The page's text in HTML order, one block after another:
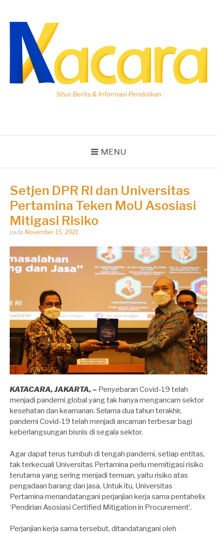
konten
Situs Berita & Informasi Pendidikan
MENU
Setjen DPR RI dan Universitas
Pertamina Teken MoU Asosiasi
Mitigasi Risiko
Dipos
Erlangga
pada November 15, 2021
KATACARA, JAKARTA, – Penyebaran Covid-19 telah
menjadi pandemi global yang tak hanya mengancam sektor
kesehatan dan keamanan. Selama dua tahun terakhir,
pandemi Covid-19 telah menjadi ancaman terbesar bagi
keberlangsungan bisnis di segala sektor.
Agar dapat terus tumbuh di tengah pandemi, setiap entitas,
tak terkecuali Universitas Pertamina perlu memitigasi risiko
terutama yang sering menjadi temuan, yaitu risiko atas
pengadaan barang dan jasa. Untuk itu, Universitas
Pertamina menandatangani perjanjian kerja sama pentahelix
‘Pendirian Asosiasi Certified Mitigation in Procurement’.
Perjanjian kerja sama tersebut, ditandatangani oleh